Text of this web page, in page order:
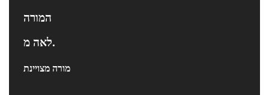
המורה
לאה מ.
מורה מצויינת